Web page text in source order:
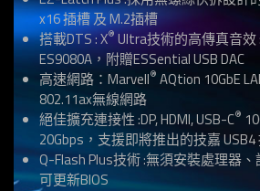
x16 插槽 及 M.2插槽
搭載DTS : X®Ultra技術的高傳真音效
ES9080A，附贈ESSential USB DAC
高速網路：Marvell® AQtion 10GbE
802.11ax無線網路
絕佳擴充連接性 :DP, HDMI, USB-C®
20Gbps，支援即將推出的技嘉
Q-Flash Plus技術 :無須安裝處理器
可更新BIOS